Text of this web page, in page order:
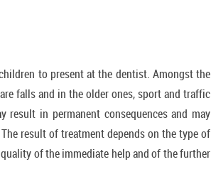
to present at the dentist. Amongst the
falls and in the older ones, sport and traffic
result in permanent consequences and may
result of treatment depends on the type of
of the immediate help and of the further